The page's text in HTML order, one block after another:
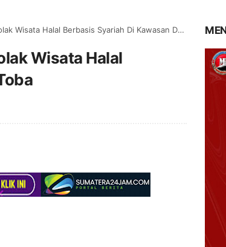
Halal Berbasis Syariah Di Kawasan Danau Toba
Wisata Halal